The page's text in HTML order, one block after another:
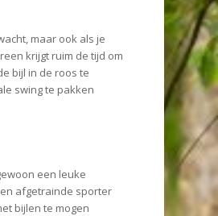
maar ook als je
krijgt ruim de tijd om
bijl in de roos te
swing te pakken
een leuke
afgetrainde sporter
bijlen te mogen